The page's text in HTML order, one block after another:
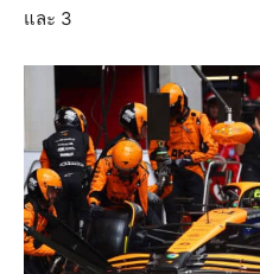
และ 3